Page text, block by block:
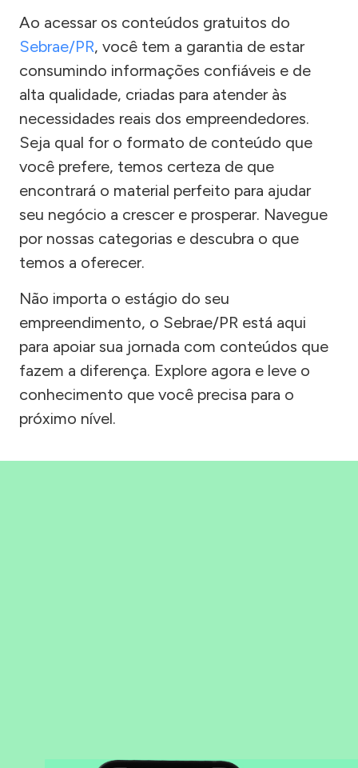
Ao acessar os conteúdos gratuitos do
Sebrae/PR, você tem a garantia de estar
consumindo informações confiáveis e de
alta qualidade, criadas para atender às
necessidades reais dos empreendedores.
Seja qual for o formato de conteúdo que
você prefere, temos certeza de que
encontrará o material perfeito para ajudar
seu negócio a crescer e prosperar. Navegue
por nossas categorias e descubra o que
temos a oferecer.
Não importa o estágio do seu
empreendimento, o Sebrae/PR está aqui
para apoiar sua jornada com conteúdos que
fazem a diferença. Explore agora e leve o
conhecimento que você precisa para o
próximo nível.